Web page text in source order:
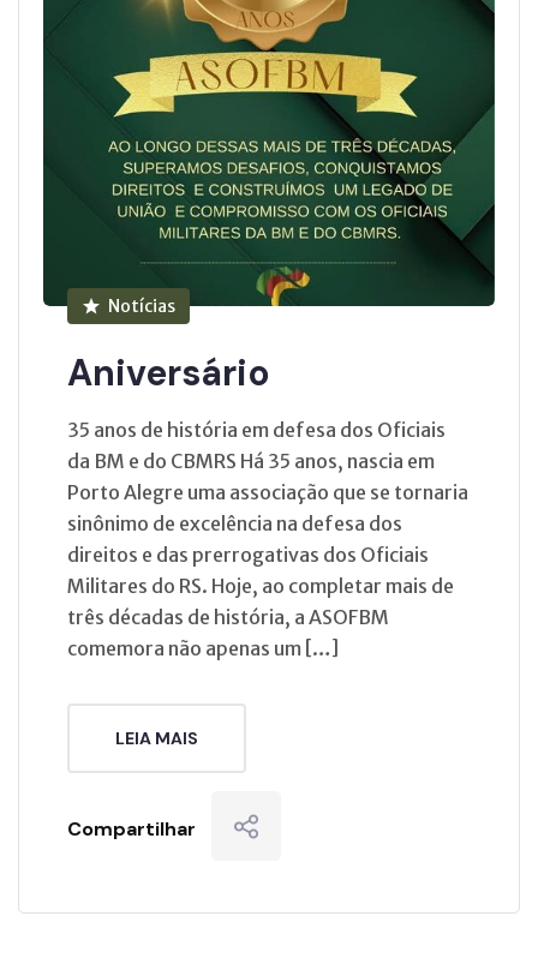
Notícias
Aniversário
35 anos de história em defesa dos Oficiais
da BM e do CBMRS Há 35 anos, nascia em
Porto Alegre uma associação que se tornaria
sinônimo de excelência na defesa dos
direitos e das prerrogativas dos Oficiais
Militares do RS. Hoje, ao completar mais de
três décadas de história, a ASOFBM
comemora não apenas um […]
LEIA MAIS
Compartilhar